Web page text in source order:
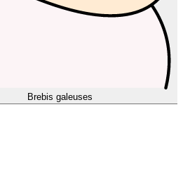
Brebis galeuses